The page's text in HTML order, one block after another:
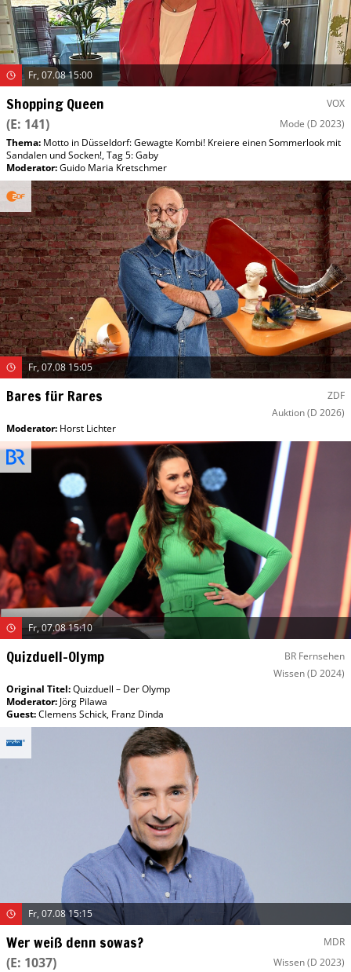
Fr, 07.08 15:00
Shopping Queen VOX
(E: 141) Mode (D 2023)
Thema: Motto in Düsseldorf: Gewagte Kombi! Kreiere einen Sommerlook mit
Sandalen und Socken!, Tag 5: Gaby
Moderator:Guido Maria Kretschmer
Fr, 07.08 15:05
Bares für Rares
ZDF
Auktion(D 2026)
Moderator: Horst Lichter
Fr, 07.08 15:10
Quizduell-Olymp
BR Fernsehen
Wissen(D 2024)
Original Titel:Quizduell – Der Olymp
Moderator: Jörg Pilawa
Guest:Clemens Schick, Franz Dinda
Fr, 07.08 15:15
Wer weiß denn sowas? MDR
(E: 1037) Wissen(D 2023)